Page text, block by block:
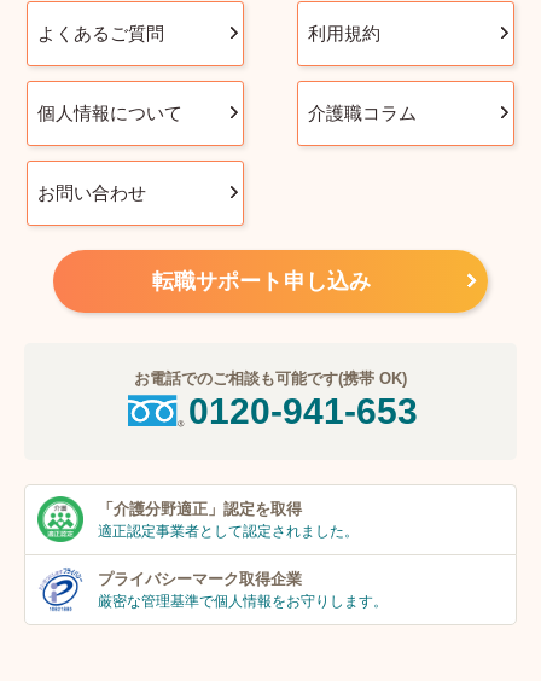
よくあるご質問 利用規約
個人情報について 介護職コラム
お問い合わせ
転職サポート申し込み
お電話でのご相談も可能です(携帯 OK)
0120-941-653
「介護分野適正」 認定を取得
適正認定事業者として認定されました。
プライバシーマーク取得企業
厳密な管理基準で個人情報をお守りします。